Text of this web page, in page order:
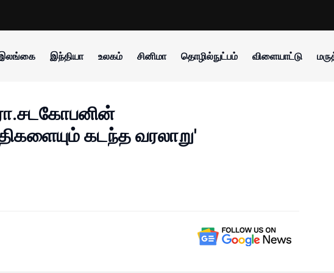
இந்தியா உலகம் சினிமா தொழில்நுட்பம் விளையாட்டு
கடந்த வரலாறு'